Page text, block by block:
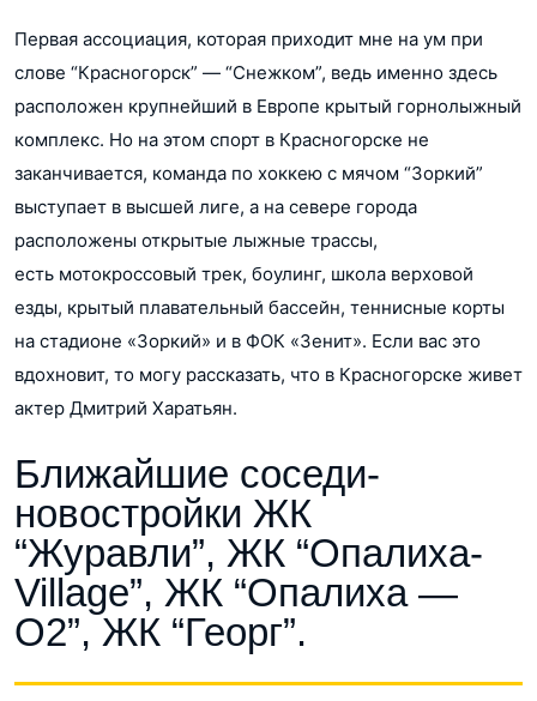
Первая ассоциация, которая приходит мне на ум при
слове “Красногорск” — “Снежком”, ведь именно здесь
расположен крупнейший в Европе крытый горнолыжный
комплекс. Но на этом спорт в Красногорске не
заканчивается, команда по хоккею с мячом “Зоркий”
выступает в высшей лиге, а на севере города
расположены открытые лыжные трассы,
есть мотокроссовый трек, боулинг, школа верховой
езды, крытый плавательный бассейн, теннисные корты
на стадионе «Зоркий» и в ФОК «Зенит». Если вас это
вдохновит, то могу рассказать, что в Красногорске живет
актер Дмитрий Харатьян.
Ближайшие соседи-
новостройки ЖК
“Журавли”, ЖК “Опалиха-
Village”, ЖК “Опалиха —
О2”, ЖК “Георг”.